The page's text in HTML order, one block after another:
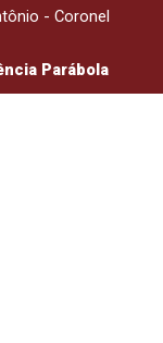
- Coronel
Parábola